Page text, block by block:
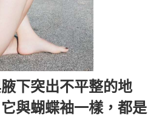
下突出不平整的地
與蝴蝶袖一樣，都是